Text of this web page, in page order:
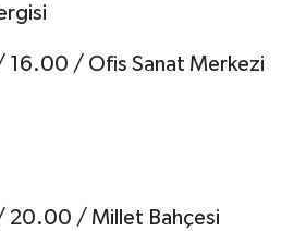
16.00 / Ofis Sanat Merkezi
20.00 / Millet Bahçesi